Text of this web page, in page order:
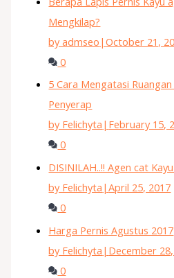
Mengkilap?
by admseo |October 21,
0
5 Cara Mengatasi
Penyerap
by Felichyta | February 15,
0
DISINILAH..!! Agen cat
by Felichyta |April 25, 2017
0
Harga Pernis Agustus 2017
by Felichyta | December
0